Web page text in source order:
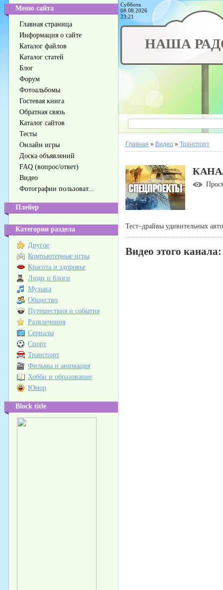
Меню сайта
Главная страница
Информация о сайте
Каталог файлов
Каталог статей
Блог
Форум
Фотоальбомы
Гостевая книга
Обратная связь
Каталог сайтов
Тесты
Онлайн игры
Доска объявлений
FAQ (вопрос/ответ)
Видео
Фотографии пользоват...
Плейер
Категории раздела
Другое
Компьютерные игры
Красота и здоровье
Люди и блоги
Музыка
Общество
Путешествия и события
Развлечения
Сериалы
Спорт
Транспорт
Фильмы и анимация
Хобби и образование
Юмор
Block title
Суббота
08.08.2026
23:21
НАША
Главная » Видео » Транспорт
Тест–драйвы удивительных
Видео этого канала: